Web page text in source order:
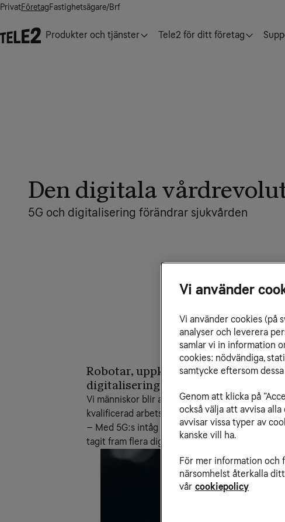
PrivatFöretagFastighetsägare/Brf
Produkter och tjänster Tele2 för ditt företag
Den digitala
5G och digitalisering förändrar sjukvården
Robotar, uppkopplade ambulanser
digitaliseringen. I nästa steg flyttar
Vi människor blir allt fler och allt äldre - och vi
kvalificerad arbetskraft är stor. För att klara
– Med 5G:s intåg går den digitalt drivna
tagit fram flera digitala lösningar för sjukvården.
Vi använder
Vi använder cookies (på
analyser och leverera
samlar vi in information
cookies: nödvändiga,
samtycke eftersom
Genom att klicka på
också välja att avvisa
avvisar vissa typer av
kanske vill ha.
För mer information och
närsomhelst återkalla
vår cookiepolicy